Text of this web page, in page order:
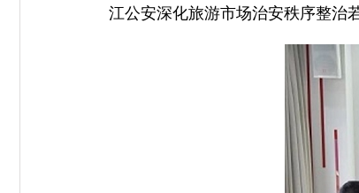
江公安深化旅游市场治安秩序整治